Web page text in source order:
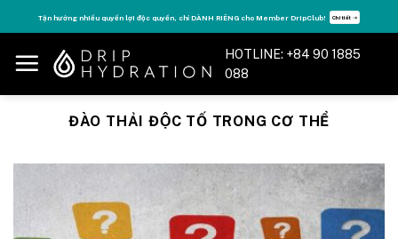
to
content
Tận hưởng nhiều quyền lợi độc quyền, chỉ DÀNH RIÊNG cho Member DripClub! Chi tiết ➝
HOTLINE: +84 90 1885
088
ĐÀO THẢI ĐỘC TỐ TRONG CƠ THỂ